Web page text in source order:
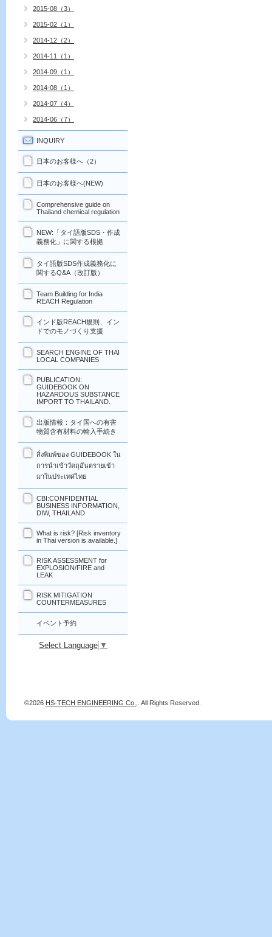
2015-08（3）
2015-02（1）
2014-12（2）
2014-11（1）
2014-09（1）
2014-08（1）
2014-07（4）
2014-06（7）
INQUIRY
日本のお客様へ（2）
日本のお客様へ(NEW)
Comprehensive guide on
Thailand chemical regulation
NEW:「タイ語版SDS・作成
義務化」に関する根拠
タイ語版SDS作成義務化に
関するQ&A（改訂版）
Team Building for India
REACH Regulation
インド版REACH規則、イン
ドでのモノづくり支援
SEARCH ENGINE OF THAI
LOCAL COMPANIES
PUBLICATION:
GUIDEBOOK ON
HAZARDOUS SUBSTANCE
IMPORT TO THAILAND.
出版情報：タイ国への有害
物質含有材料の輸入手続き
สิ่งพิมพ์ของ GUIDEBOOK ใน
การนำเข้าวัตถุอันตรายเข้า
มาในประเทศไทย
CBI:CONFIDENTIAL
BUSINESS INFORMATION,
DIW, THAILAND
What is risk? [Risk inventory
in Thai version is available.]
RISK ASSESSMENT for
EXPLOSION/FIRE and
LEAK
RISK MITIGATION
COUNTERMEASURES
イベント予約
Select Language ▼
©2026 HS-TECH ENGINEERING Co., . All Rights Reserved.